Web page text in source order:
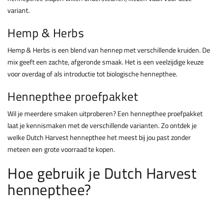
variant.
Hemp & Herbs
Hemp & Herbs is een blend van hennep met verschillende kruiden. De
mix geeft een zachte, afgeronde smaak. Het is een veelzijdige keuze
voor overdag of als introductie tot biologische hennepthee.
Hennepthee proefpakket
Wil je meerdere smaken uitproberen? Een hennepthee proefpakket
laat je kennismaken met de verschillende varianten. Zo ontdek je
welke Dutch Harvest hennepthee het meest bij jou past zonder
meteen een grote voorraad te kopen.
Hoe gebruik je Dutch Harvest
hennepthee?